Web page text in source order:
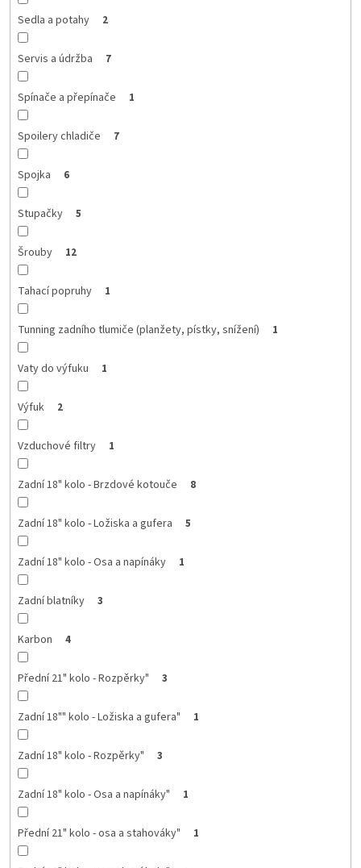
Sedla a potahy 2
Servis a údržba 7
Spínače a přepínače 1
Spoilery chladiče 7
Spojka 6
Stupačky 5
Šrouby 12
Tahací popruhy 1
Tunning zadního tlumiče (planžety, pístky, snížení) 1
Vaty do výfuku 1
Výfuk 2
Vzduchové filtry 1
Zadní 18" kolo - Brzdové kotouče 8
Zadní 18" kolo - Ložiska a gufera 5
Zadní 18" kolo - Osa a napínáky 1
Zadní blatníky 3
Karbon 4
Přední 21" kolo - Rozpěrky" 3
Zadní 18"" kolo - Ložiska a gufera" 1
Zadní 18" kolo - Rozpěrky" 3
Zadní 18" kolo - Osa a napínáky" 1
Přední 21" kolo - osa a stahováky" 1